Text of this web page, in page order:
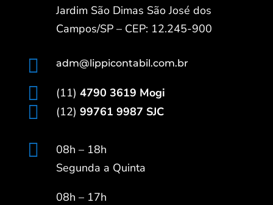
Jardim São Dimas São José dos
Campos/SP – CEP: 12.245-900
 adm@lippicontabil.com.br
 (11) 4790 3619 Mogi
 (12) 99761 9987 SJC

08h – 18h
Segunda a Quinta
08h – 17h